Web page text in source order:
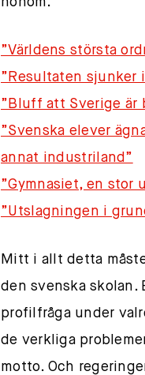
”Världens största
”Resultaten sjunker
”Bluff att Sverige är
”Svenska elever
annat industriland”
”Gymnasiet, en stor
”Utslagningen i
Mitt i allt detta
den svenska skolan.
profilfråga under
de verkliga
motto. Och